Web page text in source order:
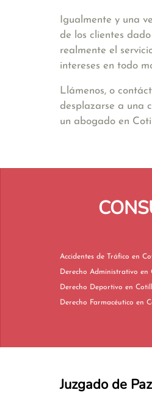
Igualmente y una
de los clientes
realmente el
intereses en todo
Llámenos, o
desplazarse a una
un abogado en
Accidentes de
Derecho
Derecho Deportivo en
Derecho
Juzgado de